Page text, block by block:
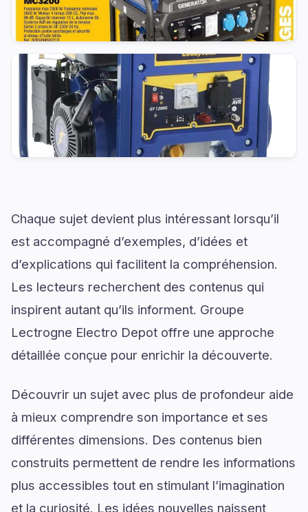
Chaque sujet devient plus intéressant lorsqu’il
est accompagné d’exemples, d’idées et
d’explications qui facilitent la compréhension.
Les lecteurs recherchent des contenus qui
inspirent autant qu’ils informent. Groupe
Lectrogne Electro Depot offre une approche
détaillée conçue pour enrichir la découverte.
Découvrir un sujet avec plus de profondeur aide
à mieux comprendre son importance et ses
différentes dimensions. Des contenus bien
construits permettent de rendre les informations
plus accessibles tout en stimulant l’imagination
et la curiosité. Les idées nouvelles naissent